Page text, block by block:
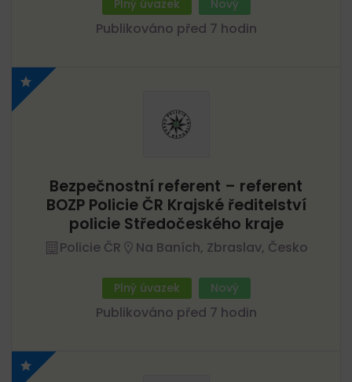
Plný úvazek Nový
Publikováno před 7 hodin
Bezpečnostní referent – referent
BOZP Policie ČR Krajské ředitelství
policie Středočeského kraje
Policie ČR Na Baních, Zbraslav, Česko
Plný úvazek Nový
Publikováno před 7 hodin